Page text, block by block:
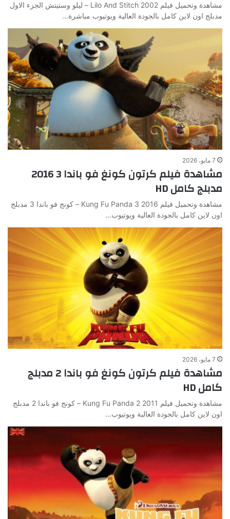
مشاهدة وتحميل فيلم Lilo And Stitch 2002 – ليلو وستيتش الجزء الاول
مدبلج اون لاين كامل بالجودة العالية ويوتيوب مباشرة…
7 مايو، 2026
مشاهدة فيلم كرتون كونغ فو باندا 3 2016
مدبلج كامل HD
مشاهدة وتحميل فيلم Kung Fu Panda 3 2016 – كونج فو باندا 3 مدبلج
اون لاين كامل بالجودة العالية ويوتيوب…
7 مايو، 2026
مشاهدة فيلم كرتون كونغ فو باندا 2 مدبلج
كامل HD
مشاهدة وتحميل فيلم Kung Fu Panda 2 2011 – كونج فو باندا 2 مدبلج
اون لاين كامل بالجودة العالية ويوتيوب…